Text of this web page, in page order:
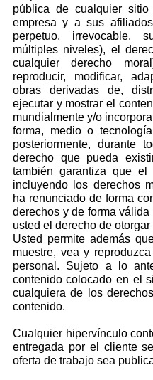
pública de cualquier
empresa y a sus
perpetuo, irrevocable,
múltiples niveles), el
cualquier derecho
reproducir, modificar,
obras derivadas de,
ejecutar y mostrar el
mundialmente y/o
forma, medio o
posteriormente, durante
derecho que pueda
también garantiza que
incluyendo los derechos
ha renunciado de forma
derechos y de forma
usted el derecho de
Usted permite además
muestre, vea y
personal. Sujeto a lo
contenido colocado en el
cualquiera de los
contenido.
Cualquier hipervínculo
entregada por el cliente
oferta de trabajo sea